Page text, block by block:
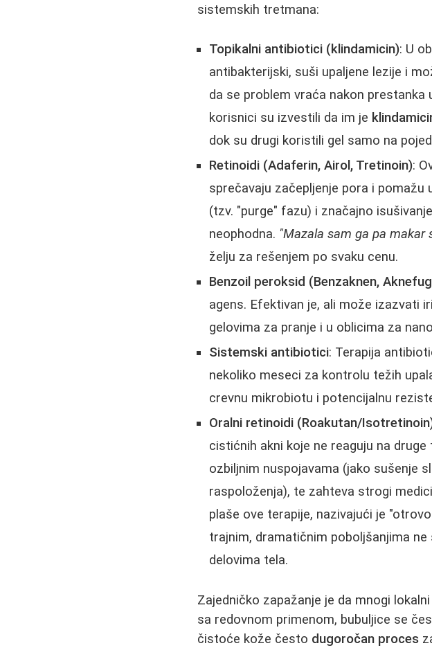
sistemskih tretmana:
Topikalni antibiotici (klindamicin): U
antibakterijski, suši upaljene lezije i
da se problem vraća nakon prestanka
korisnici su izvestili da im je
dok su drugi koristili gel samo na
Retinoidi (Adaferin, Airol, Tretinoin):
sprečavaju začepljenje pora i
(tzv. "purge" fazu) i značajno
neophodna. "Mazala sam ga pa makar
želju za rešenjem po svaku cenu.
Benzoil peroksid (Benzaknen,
agens. Efektivan je, ali može izazvati
gelovima za pranje i u oblicima za
Sistemski antibiotici: Terapija
nekoliko meseci za kontrolu težih
crevnu mikrobiotu i potencijalnu
Oralni retinoidi (Roakutan/
cistićnih akni koje ne reaguju na
ozbiljnim nuspojavama (jako sušenje
raspoloženja), te zahteva strogi
plaše ove terapije, nazivajući je
trajnim, dramatičnim poboljšanjima
delovima tela.
Zajedničko zapažanje je da mnogi
sa redovnom primenom, bubuljice se
čistoće kože često dugoročan proces